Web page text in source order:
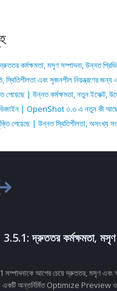
কর্মক্ষমতা, মসৃণ সম্পাদনা, উন্নত
এবং সৃজনশীল নিয়ন্ত্রণের জন্য
| উন্নত কর্মক্ষমতা, নতুন ইফেক্ট,
ডিজাইন | OpenShot ৩.৩ এ নতুন কী
পেয়েছে | উন্নত স্থিতিশীলতা, অসংখ্য
দ্রুততর কর্মক্ষমতা, মসৃণ
আগের চেয়ে দ্রুততর, মসৃণ এবং
একটি অন্তর্নির্মিত Optimize Preview